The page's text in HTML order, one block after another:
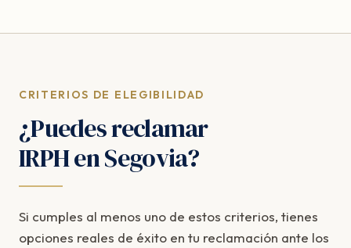
CRITERIOS DE ELEGIBILIDAD
¿Puedes reclamar
IRPH en Segovia?
Si cumples al menos uno de estos criterios, tienes
opciones reales de éxito en tu reclamación ante los